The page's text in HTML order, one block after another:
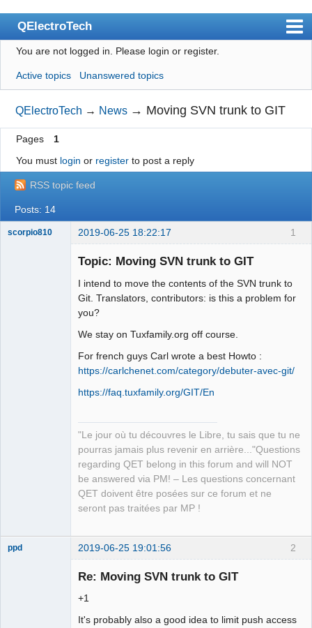
QElectroTech
Index
User list
Search
Register
Login
Site officiel
Wiki
BugTracker
Manual 0.8_cs
Google_Search
You are not logged in. Please login or register.
Active topics Unanswered topics
QElectroTech → News → Moving SVN trunk to GIT
Pages
1
You must login or registerto post a reply
RSS topic feed
Posts: 14
1
scorpio810 2019-06-25 18:22:17
Topic: Moving SVN trunk to GIT
I intend to move the contents of the SVN trunk to
Git. Translators, contributors: is this a problem for
you?
We stay on Tuxfamily.org off course.
For french guys Carl wrote a best Howto :
https://carlchenet.com/category/debuter-avec-git/
https://faq.tuxfamily.org/GIT/En
"Le jour où tu découvres le Libre, tu sais que tu ne
pourras jamais plus revenir en arrière..."Questions
regarding QET belong in this forum and will NOT
be answered via PM! – Les questions concernant
QET doivent être posées sur ce forum et ne
seront pas traitées par MP !
2
ppd 2019-06-25 19:01:56
Re: Moving SVN trunk to GIT
+1
It's probably also a good idea to limit push access